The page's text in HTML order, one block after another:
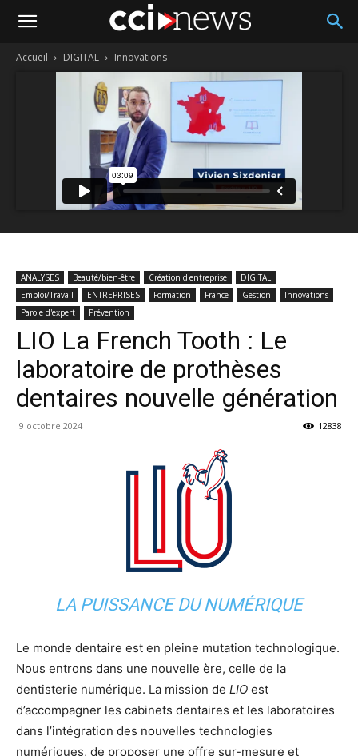
Accueil DIGITAL Innovations
ANALYSES Beauté/bien-être Création d'entreprise
DIGITAL
Emploi/Travail
ENTREPRISES Formation France Gestion
Innovations
Parole d'expert
Prévention
LIO La French Tooth : Le
laboratoire de prothèses
dentaires nouvelle génération
9 octobre 2024 12838
LA PUISSANCE DU NUMÉRIQUE
Le monde dentaire est en pleine mutation technologique.
Nous entrons dans une nouvelle ère, celle de la
dentisterie numérique. La mission de LIO est
d’accompagner les cabinets dentaires et les laboratoires
dans l’intégration des nouvelles technologies
numériques, de proposer une offre sur-mesure et